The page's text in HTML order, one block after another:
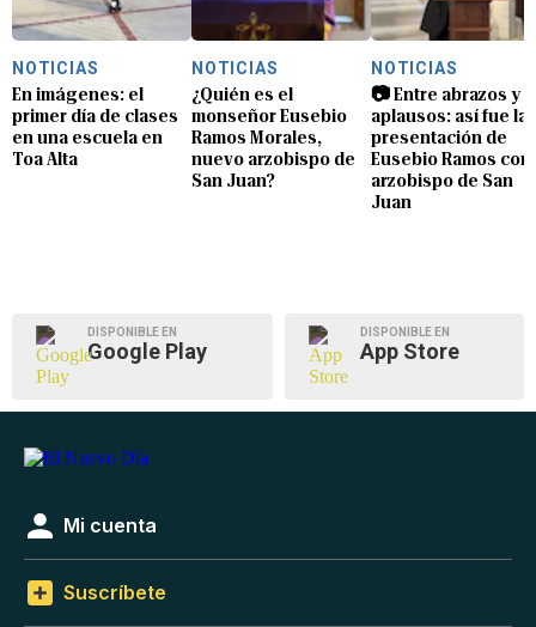
NOTICIAS
En imágenes: el
primer día de clases
en una escuela en
Toa Alta
NOTICIAS
¿Quién es el
monseñor Eusebio
Ramos Morales,
nuevo arzobispo de
San Juan?
NOTICIAS
📷 Entre abrazos y
aplausos: así fue la
presentación de
Eusebio Ramos
arzobispo de San
Juan
DISPONIBLE EN
Google Play
DISPONIBLE EN
App Store
Mi cuenta
Suscríbete